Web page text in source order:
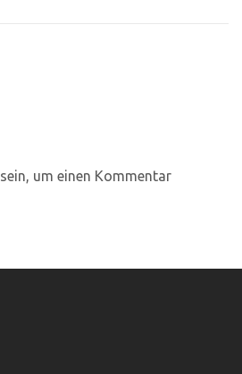
sein, um einen Kommentar